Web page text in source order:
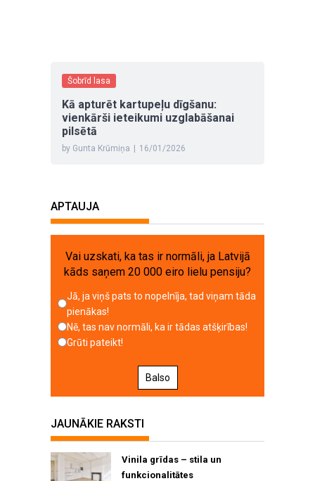
Šobrīd lasa
Kā apturēt kartupeļu dīgšanu:
vienkārši ieteikumi uzglabāšanai
pilsētā
by Gunta Krūmiņa | 16/01/2026
APTAUJA
Vai uzskati, ka tas ir normāli, ja Latvijā
kāds saņem 20 000 eiro lielu pensiju?
Jā, ja viņš pats to nopelnīja, tad viņam tāda
pienākas!
Nē, tas nav normāli, ka ir tādas atšķirības!
Grūti pateikt!
Balso
JAUNĀKIE RAKSTI
Vinila grīdas – stila un
funkcionalitātes